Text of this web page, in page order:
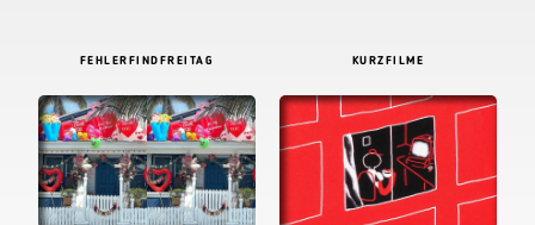
FEHLERFINDFREITAG KURZFILME